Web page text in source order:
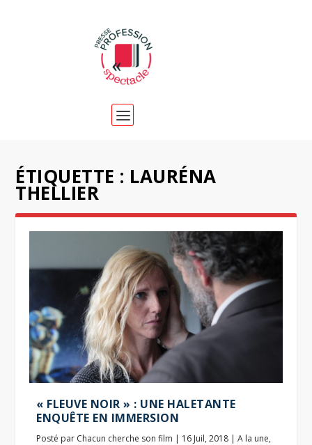
ÉTIQUETTE : LAURÉNA
THELLIER
« FLEUVE NOIR » : UNE HALETANTE
ENQUÊTE EN IMMERSION
Posté par Chacun cherche son film | 16 Juil, 2018 |A la une,